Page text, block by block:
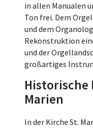
in allen Manualen
Ton frei. Dem
und dem
Rekonstruktion
und der
großartiges
Marien
In der Kirche St.